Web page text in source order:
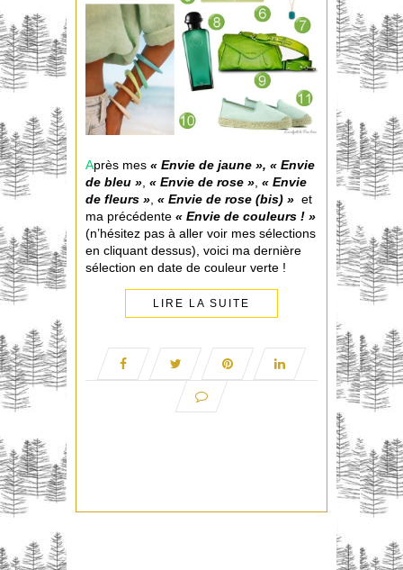
Après mes « Envie de jaune », « Envie
de bleu », « Envie de rose », « Envie
de fleurs », « Envie de rose (bis) » et
ma précédente « Envie de couleurs ! »
(n’hésitez pas à aller voir mes sélections
en cliquant dessus), voici ma dernière
sélection en date de couleur verte !
LIRE LA SUITE